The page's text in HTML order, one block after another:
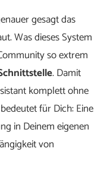
gesagt das
Was dieses System
so extrem
. Damit
komplett ohne
für Dich: Eine
in Deinem eigenen
von